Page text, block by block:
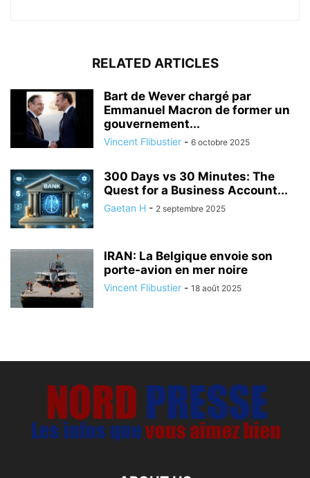
RELATED ARTICLES
Bart de Wever chargé par
Emmanuel Macron de former un
gouvernement...
Vincent Flibustier - 6 octobre 2025
300 Days vs 30 Minutes: The
Quest for a Business Account...
Gaetan H - 2 septembre 2025
IRAN: La Belgique envoie son
porte-avion en mer noire
Vincent Flibustier - 18 août 2025